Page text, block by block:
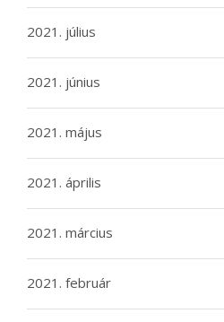
2021. július
2021. június
2021. május
2021. április
2021. március
2021. február